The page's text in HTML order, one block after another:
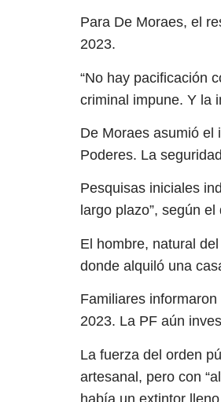
Para De Moraes, el
2023.
“No hay pacificación
criminal impune. Y la
De Moraes asumió el
Poderes. La
Pesquisas iniciales
largo plazo”, según
El hombre, natural
donde alquiló una
Familiares
2023. La PF aún
La fuerza del orden
artesanal, pero con
había un extintor